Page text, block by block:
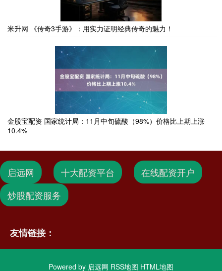
米升网 《传奇3手游》：用实力证明经典传奇的魅力！
金股宝配资 国家统计局：11月中旬硫酸（98%）价格比上期上涨
10.4%
启远网 十大配资平台
在线配资开户
炒股配资服务
友情链接：
Powered by 启远网 RSS地图 HTML地图